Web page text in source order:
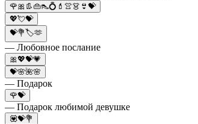
🌹🎀👢👜👠💍💄👚👗👙💝
💖💘💝
💝💐🏷🫶
— Любовное послание
🎀💖💝💗
💝🌸🌺🌸
— Подарок
🌹💝
— Подарок любимой девушке
💟💝💐